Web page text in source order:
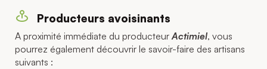
Producteurs avoisinants
A proximité immédiate du producteurActimiel, vous
pourrez également découvrir le savoir-faire des artisans
suivants :